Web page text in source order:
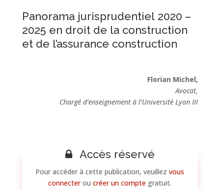
Panorama jurisprudentiel 2020 –
2025 en droit de la construction
et de l’assurance construction
Florian Michel,
Avocat,
Chargé d’enseignement à l’Université Lyon III
Accès réservé
Pour accéder à cette publication, veuillezvous
connecteroucréer un compte gratuit.